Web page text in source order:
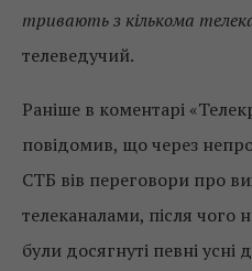
тривають з кількома
телеведучий.
Раніше в коментарі
повідомив, що через
СТБ вів переговори про
телеканалами, після чого
були досягнуті певні усні